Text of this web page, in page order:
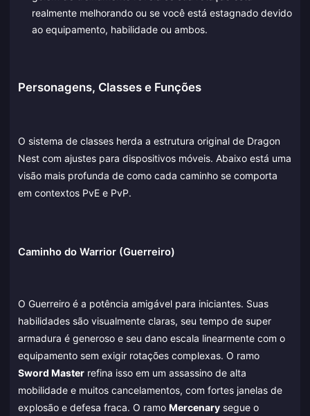
realmente melhorando ou se você está estagnado devido
ao equipamento, habilidade ou ambos.
Personagens, Classes e Funções
O sistema de classes herda a estrutura original de Dragon
Nest com ajustes para dispositivos móveis. Abaixo está uma
visão mais profunda de como cada caminho se comporta
em contextos PvE e PvP.
Caminho do Warrior (Guerreiro)
O Guerreiro é a potência amigável para iniciantes. Suas
habilidades são visualmente claras, seu tempo de super
armadura é generoso e seu dano escala linearmente com o
equipamento sem exigir rotações complexas. O ramo
Sword Master refina isso em um assassino de alta
mobilidade e muitos cancelamentos, com fortes janelas de
explosão e defesa fraca. O ramo Mercenary segue o